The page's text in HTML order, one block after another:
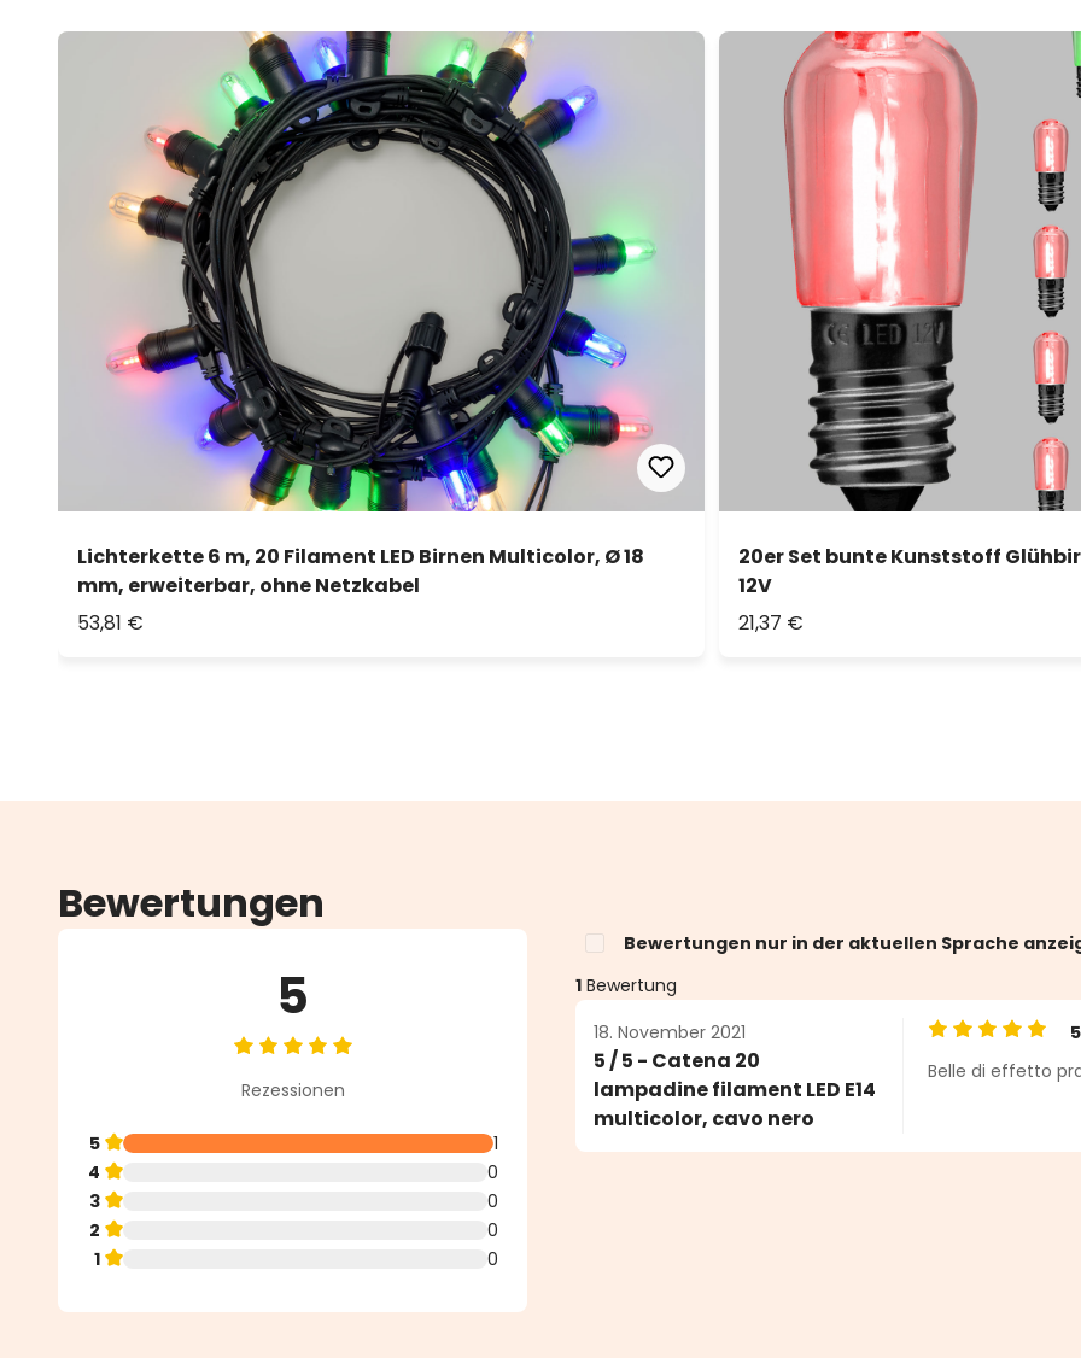
Lichterkette 6 m, 20 Filament LED Birnen Multicolor, Ø 18
mm, erweiterbar, ohne Netzkabel
53,81 €
20er Set bunte Kunststoff
12V
21,37 €
Bewertungen
5
Durchschnittliche Bewertung von 5 von 5 Sternen
Rezessionen
5
1
4
0
3
0
2
0
1
0
Bewertungen nur in der aktuellen Sprache
1 Bewertung
18. November 2021
5 / 5 - Catena 20
lampadine filament LED E14
multicolor, cavo nero
5
Belle di effetto